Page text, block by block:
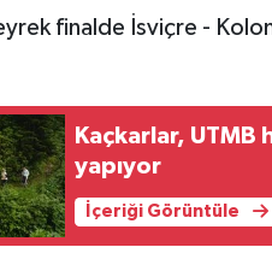
finalde İsviçre -
Kaçkarlar, UTMB
yapıyor
İçeriği Görüntüle